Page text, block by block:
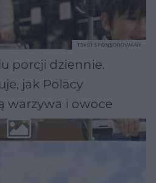
porcji dziennie.
jak Polacy
warzywa i owoce
TEKST SPONSOROWANY